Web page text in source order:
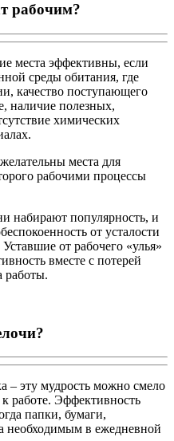
рабочим?
места эффективны, если
среды обитания, где
качество поступающего
наличие полезных,
химических
места для
рабочими процессы
набирают популярность, и
от усталости
от рабочего «улья»
вместе с потерей
работы.
– эту мудрость можно смело
работе. Эффективность
папки, бумаги,
необходимым в ежедневной